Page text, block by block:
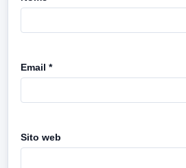
Email *
Sito web